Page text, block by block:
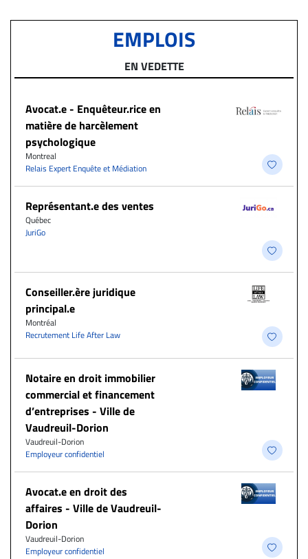
EMPLOIS
EN VEDETTE
Avocat.e - Enquêteur.rice en
matière de harcèlement
psychologique
Montreal
Relais Expert Enquête et Médiation
Représentant.e des ventes
Québec
JuriGo
Conseiller.ère juridique
principal.e
Montréal
Recrutement Life After Law
Notaire en droit immobilier
commercial et financement
d’entreprises - Ville de
Vaudreuil-Dorion
Vaudreuil-Dorion
Employeur confidentiel
Avocat.e en droit des
affaires - Ville de Vaudreuil-
Dorion
Vaudreuil-Dorion
Employeur confidentiel